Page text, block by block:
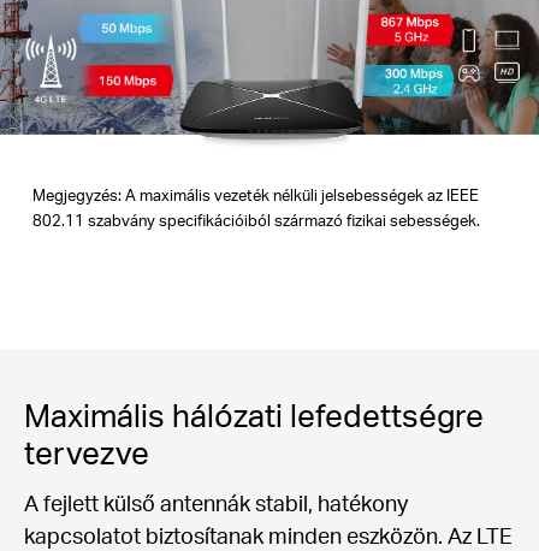
Megjegyzés: A maximális vezeték nélküli jelsebességek az IEEE
802.11 szabvány specifikációiból származó fizikai sebességek.
Maximális hálózati lefedettségre
tervezve
A fejlett külső antennák stabil, hatékony
kapcsolatot biztosítanak minden eszközön. Az LTE